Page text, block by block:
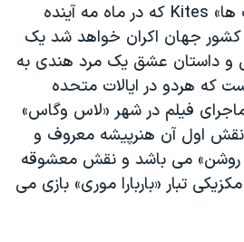
نوبل صلح
«سی‌پک»
فیلم سینمایی «بادبادک ها» Kites که در ماه مه آینده
درسینماهای بیش از٣٠ کشور جهان اکران خواهد شد یک
و داستان عشق یک مرد هندی به
که هردو در ایالات متحده
فیلم در شهر «لاس وگاس»
نقش اول آن هنرپیشه معروف و
می باشد و نقش معشوقه
تبار «باربارا موری» بازی می